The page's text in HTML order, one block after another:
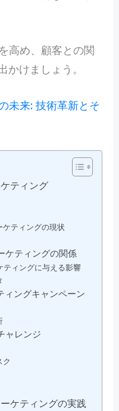
高め、顧客との関
けましょう。
未来: 技術革新とそ
ティング
ティングの現状
ケティングの関係
ィングに与える影響
ィングキャンペーン
ャレンジ
ク
ケティングの実践